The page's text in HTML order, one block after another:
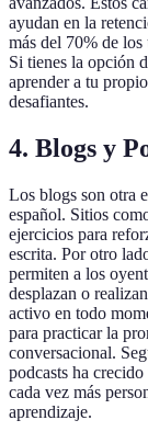
ayudan en la
más del 70% de los
Si tienes la opción
aprender a tu
desafiantes.
4. Blogs y
Los blogs son otra
español. Sitios
ejercicios para
escrita. Por otro
permiten a los
desplazan o
activo en todo
para practicar la
conversacional.
podcasts ha
cada vez más
aprendizaje.